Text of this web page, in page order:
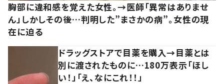
胸部に違和感を覚えた女性。→医師「異常はありませ
ん」しかしその後…判明した”まさかの病”。女性の現
在に迫る
ドラッグストアで目薬を購入→目薬とは
別に渡されたものに…180万表示「ほし
い！」「え、なにこれ！！」